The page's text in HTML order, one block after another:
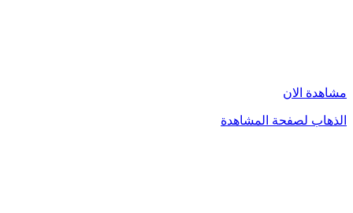
مشاهدة الان
الذهاب لصفحة المشاهدة